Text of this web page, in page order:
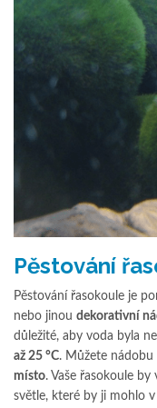
Pěstování
Pěstování řasokoule je
nebo jinou dekorativní
důležité, aby voda byla
až 25 °C. Můžete
místo. Vaše řasokoule
světle, které by ji mohlo